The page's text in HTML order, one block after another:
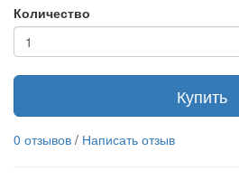
Количество
Купить
0 отзывов / Написать отзыв